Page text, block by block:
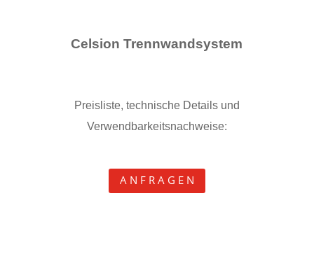
Celsion Trennwandsystem
Preisliste, technische Details und
Verwendbarkeitsnachweise:
A N F R A G E N